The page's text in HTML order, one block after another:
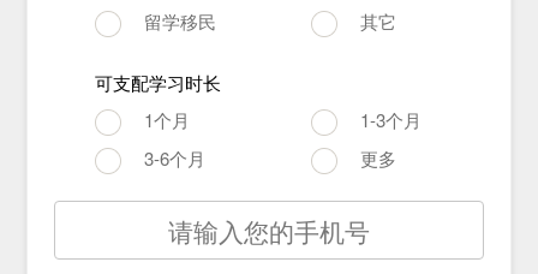
留学移民
其它
可支配学习时长
1个月
1-3个月
3-6个月
更多